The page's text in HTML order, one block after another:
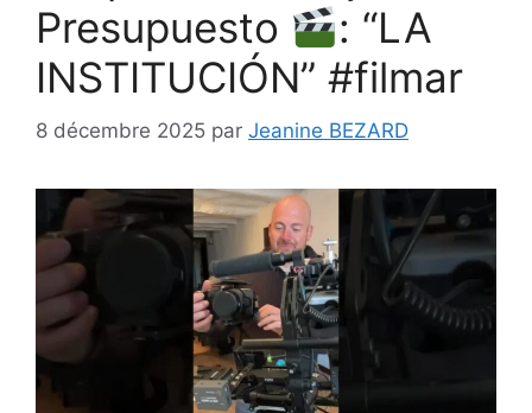
Presupuesto
: “LA
INSTITUCIÓN” #filmar
8 décembre 2025 par Jeanine BEZARD